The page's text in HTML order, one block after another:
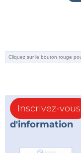
Inscrivez-vous
d'information